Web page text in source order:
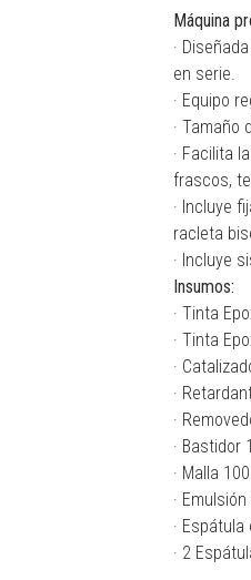
Máquina
·
en serie.
· Equipo
· Tamaño
· Facilita
frascos,
· Incluye
racleta
· Incluye
Insumos:
· Tinta
· Tinta
·
·
·
· Bastidor
· Malla
·
·
· 2